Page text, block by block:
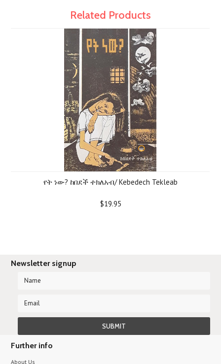
Related Products
የት ነው? ከበደች ተክለአብ/ Kebedech Tekleab
$19.95
Newsletter signup
Further info
About Us